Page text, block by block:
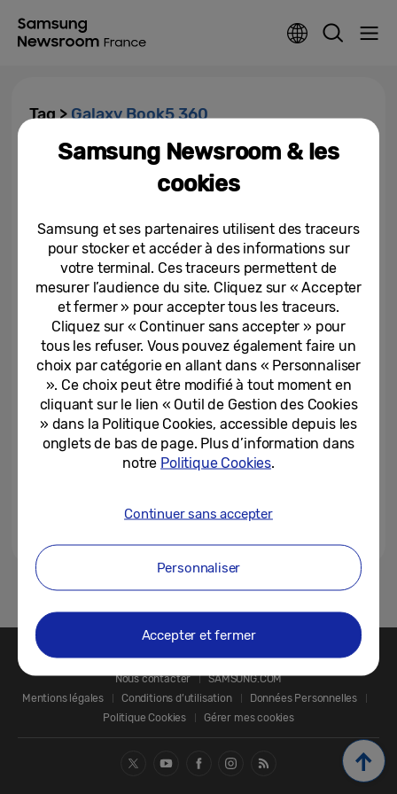
Tag >Galaxy Book5 360
Rentrée 2025 : booster ses
performances et sa créativité
25-08-2025
Samsung agrandit sa gamme de
PC conçus pour l’IA avec les
Galaxy Book5 Pro et Galaxy...
1
Nous contacter
SAMSUNG.COM
Mentions légales
Conditions d’utilisation
Données Personnelles
Politique Cookies
Gérer mes cookies
Samsung Newsroom & les
cookies
Samsung et ses partenaires utilisent des traceurs
pour stocker et accéder à des informations sur
votre terminal. Ces traceurs permettent de
mesurer l’audience du site. Cliquez sur « Accepter
et fermer » pour accepter tous les traceurs.
Cliquez sur « Continuer sans accepter » pour
tous les refuser. Vous pouvez également faire un
choix par catégorie en allant dans « Personnaliser
». Ce choix peut être modifié à tout moment en
cliquant sur le lien « Outil de Gestion des Cookies
» dans la Politique Cookies, accessible depuis les
onglets de bas de page. Plus d’information dans
notre Politique Cookies.
Continuer sans accepter
Personnaliser
Accepter et fermer